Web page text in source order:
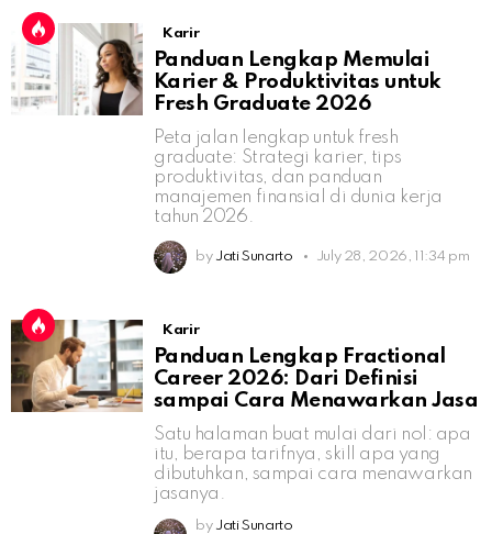
Karir
Panduan Lengkap Memulai
Karier & Produktivitas untuk
Fresh Graduate 2026
Peta jalan lengkap untuk fresh
graduate: Strategi karier, tips
produktivitas, dan panduan
manajemen finansial di dunia kerja
tahun 2026.
by Jati Sunarto July 28, 2026, 11:34 pm
Karir
Panduan Lengkap Fractional
Career 2026: Dari Definisi
sampai Cara Menawarkan Jasa
Satu halaman buat mulai dari nol: apa
itu, berapa tarifnya, skill apa yang
dibutuhkan, sampai cara menawarkan
jasanya.
by Jati Sunarto